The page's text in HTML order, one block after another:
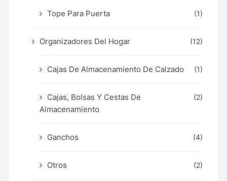
Tope Para Puerta (1)
Organizadores Del Hogar (12)
Cajas De Almacenamiento De Calzado (1)
Cajas, Bolsas Y Cestas De
Almacenamiento
(2)
Ganchos (4)
Otros (2)